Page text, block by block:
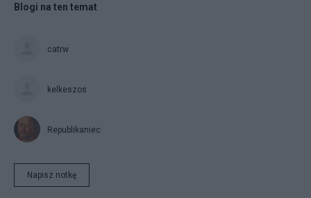
Blogi na ten temat
catrw
kelkeszos
Republikaniec
Napisz notkę